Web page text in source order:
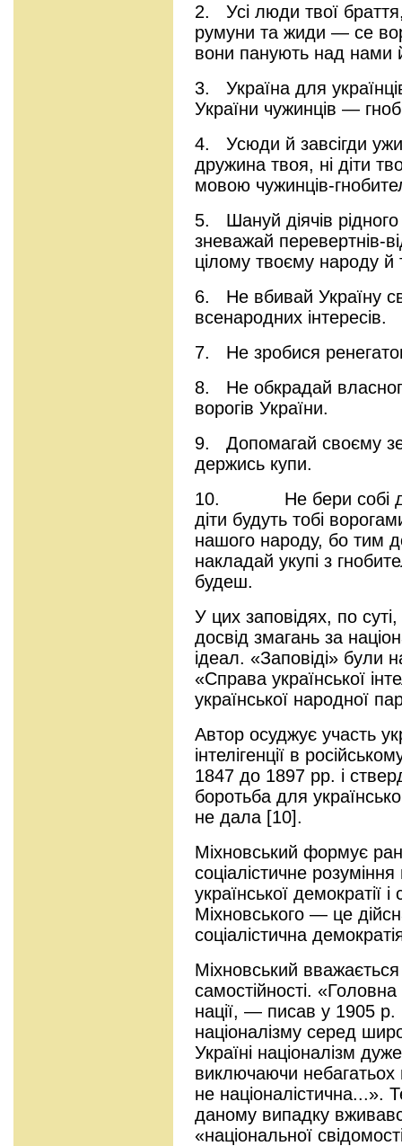
2. Усі люди твої
румуни та жиди — се
вони панують над нами
3. Україна для
України чужинців —
4. Усюди й завсігди
дружина твоя, ні діти
мовою чужинців-
5. Шануй діячів
зневажай перевертнів-
цілому твоєму народу й
6. Не вбивай Україну
всенародних інтересів.
7. Не зробися
8. Не обкрадай
ворогів України.
9. Допомагай своєму
держись купи.
10. Не бери собі
діти будуть тобі
нашого народу, бо тим
накладай укупі з
будеш.
У цих заповідях, по
досвід змагань за
ідеал. «Заповіді» були
«Справа української
української народної
Автор осуджує участь
інтелігенції в
1847 до 1897 рр. і
боротьба для
не дала [10].
Міхновський формує
соціалістичне
української демократії і
Міхновського — це
соціалістична
Міхновський вважається
самостійності.
нації, — писав у 1905
націоналізму серед
Україні націоналізм
виключаючи небагатьох
не націоналістична...».
даному випадку
«національної